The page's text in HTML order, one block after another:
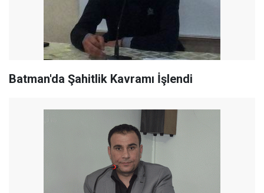
Batman'da Şahitlik Kavramı İşlendi